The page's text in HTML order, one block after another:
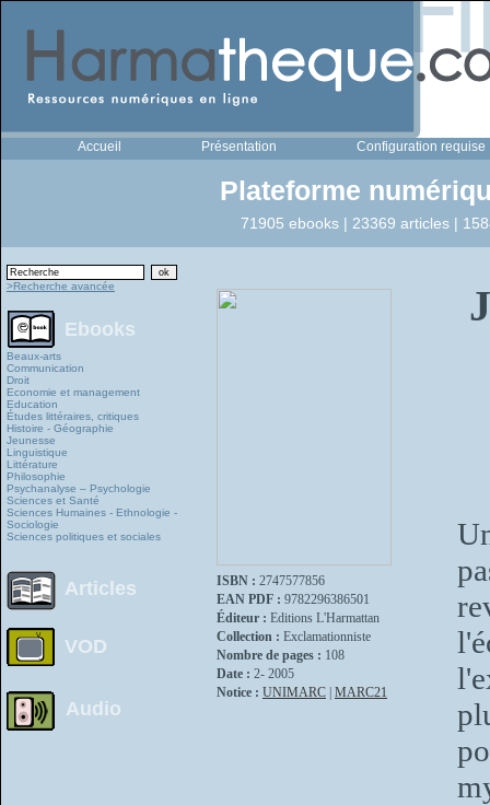
Accueil Présentation Configuration requise
Plateforme
71905 ebooks | 23369 articles |
>Recherche avancée
Ebooks
Beaux-arts
Communication
Droit
Economie et management
Education
Études littéraires, critiques
Histoire - Géographie
Jeunesse
Linguistique
Littérature
Philosophie
Psychanalyse – Psychologie
Sciences et Santé
Sciences Humaines - Ethnologie -
Sociologie
Sciences politiques et sociales
Articles
VOD
Audio
ISBN : 2747577856
EAN PDF : 9782296386501
Éditeur : Editions L'Harmattan
Collection : Exclamationniste
Nombre de pages : 108
Date : 2- 2005
Notice : UNIMARC MARC21